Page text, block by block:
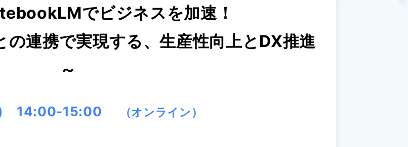
でビジネスを加速！
連携で実現する、生産性向上とDX推進
～
14:00-15:00 （オンライン）